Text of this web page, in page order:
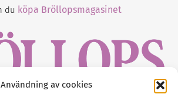
Användning av cookies
du köpa Bröllopsmagasinet